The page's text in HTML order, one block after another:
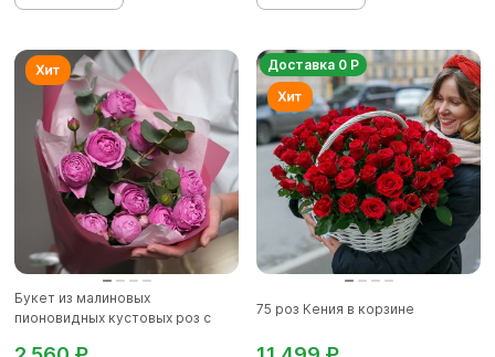
Букет из малиновых
пионовидных кустовых роз с
Доставка 0 Р
75 роз Кения в корзине